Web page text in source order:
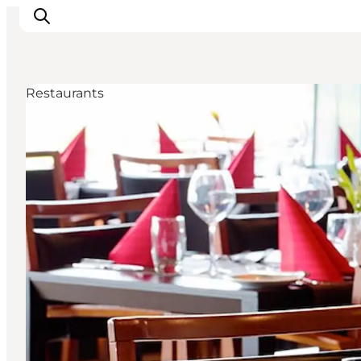
Inspiration
Regionen
Erlebnisse
Unterkünfte
Reiseplanung
Restaurants